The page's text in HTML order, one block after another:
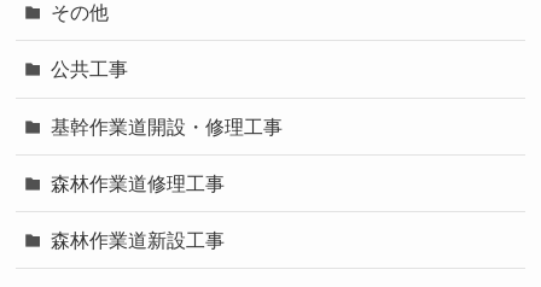
その他
公共工事
基幹作業道開設・修理工事
森林作業道修理工事
森林作業道新設工事